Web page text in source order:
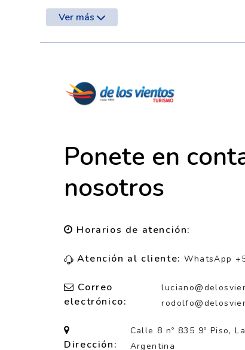
Ver más
Ponete en
nosotros
Horarios de atención:
Atención al cliente:WhatsApp
Correo
electrónico:
Dirección:
Calle 8 nº 835 9º Piso,
Argentina